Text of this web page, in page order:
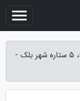
معرفی هتل کریستال پرستیژ الیت آنتالیا، 5 ستاره شهر بلک -